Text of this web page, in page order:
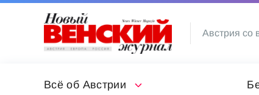
Австрия со
Всё об Австрии